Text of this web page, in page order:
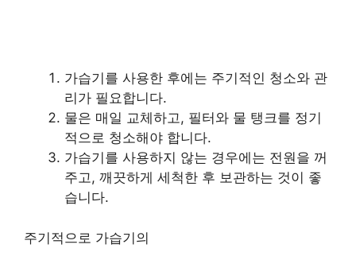
가습기를 사용한 후에는 주기적인 청소와 관
리가 필요합니다.
물은 매일 교체하고, 필터와 물 탱크를 정기
적으로 청소해야 합니다.
가습기를 사용하지 않는 경우에는 전원을 꺼
주고, 깨끗하게 세척한 후 보관하는 것이 좋
습니다.
주기적으로 가습기의